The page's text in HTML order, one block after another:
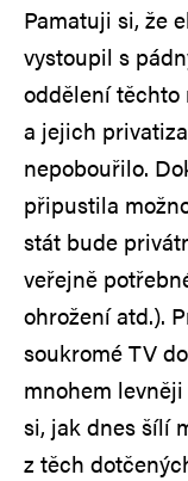
Pamatuji si, že
vystoupil s
oddělení těchto
a jejich
nepobouřilo.
připustila
stát bude
veřejně
ohrožení atd.).
soukromé TV
mnohem
si, jak dnes šílí
z těch